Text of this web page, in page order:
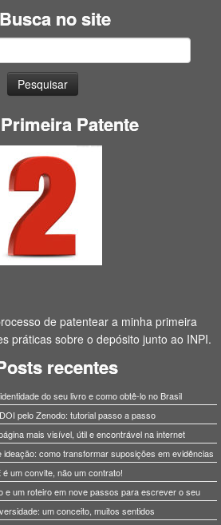
Busca no site
Patente
de patentear a minha primeira
práticas sobre o depósito junto ao INPI.
recentes
do seu livro e como obtê-lo no Brasil
pelo Zenodo: tutorial passo a passo
mais visível, útil e encontrável na internet
ideação: como transformar suposições em evidências
é um convite, não um contrato!
e um roteiro em nove passos para escrever o seu
um conceito, muitos sentidos